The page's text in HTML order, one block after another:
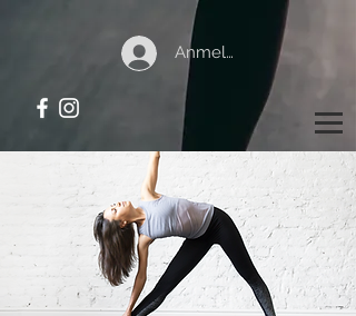
Anmelden